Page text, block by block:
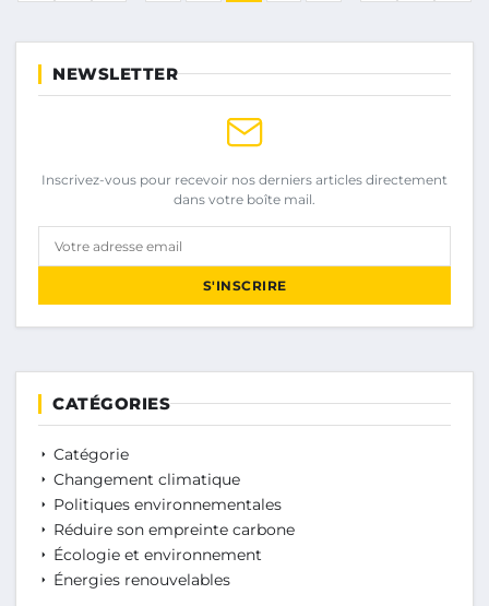
NEWSLETTER
Inscrivez-vous pour recevoir nos derniers articles directement
dans votre boîte mail.
Votre adresse email
S'INSCRIRE
CATÉGORIES
Catégorie
Changement climatique
Politiques environnementales
Réduire son empreinte carbone
Écologie et environnement
Énergies renouvelables